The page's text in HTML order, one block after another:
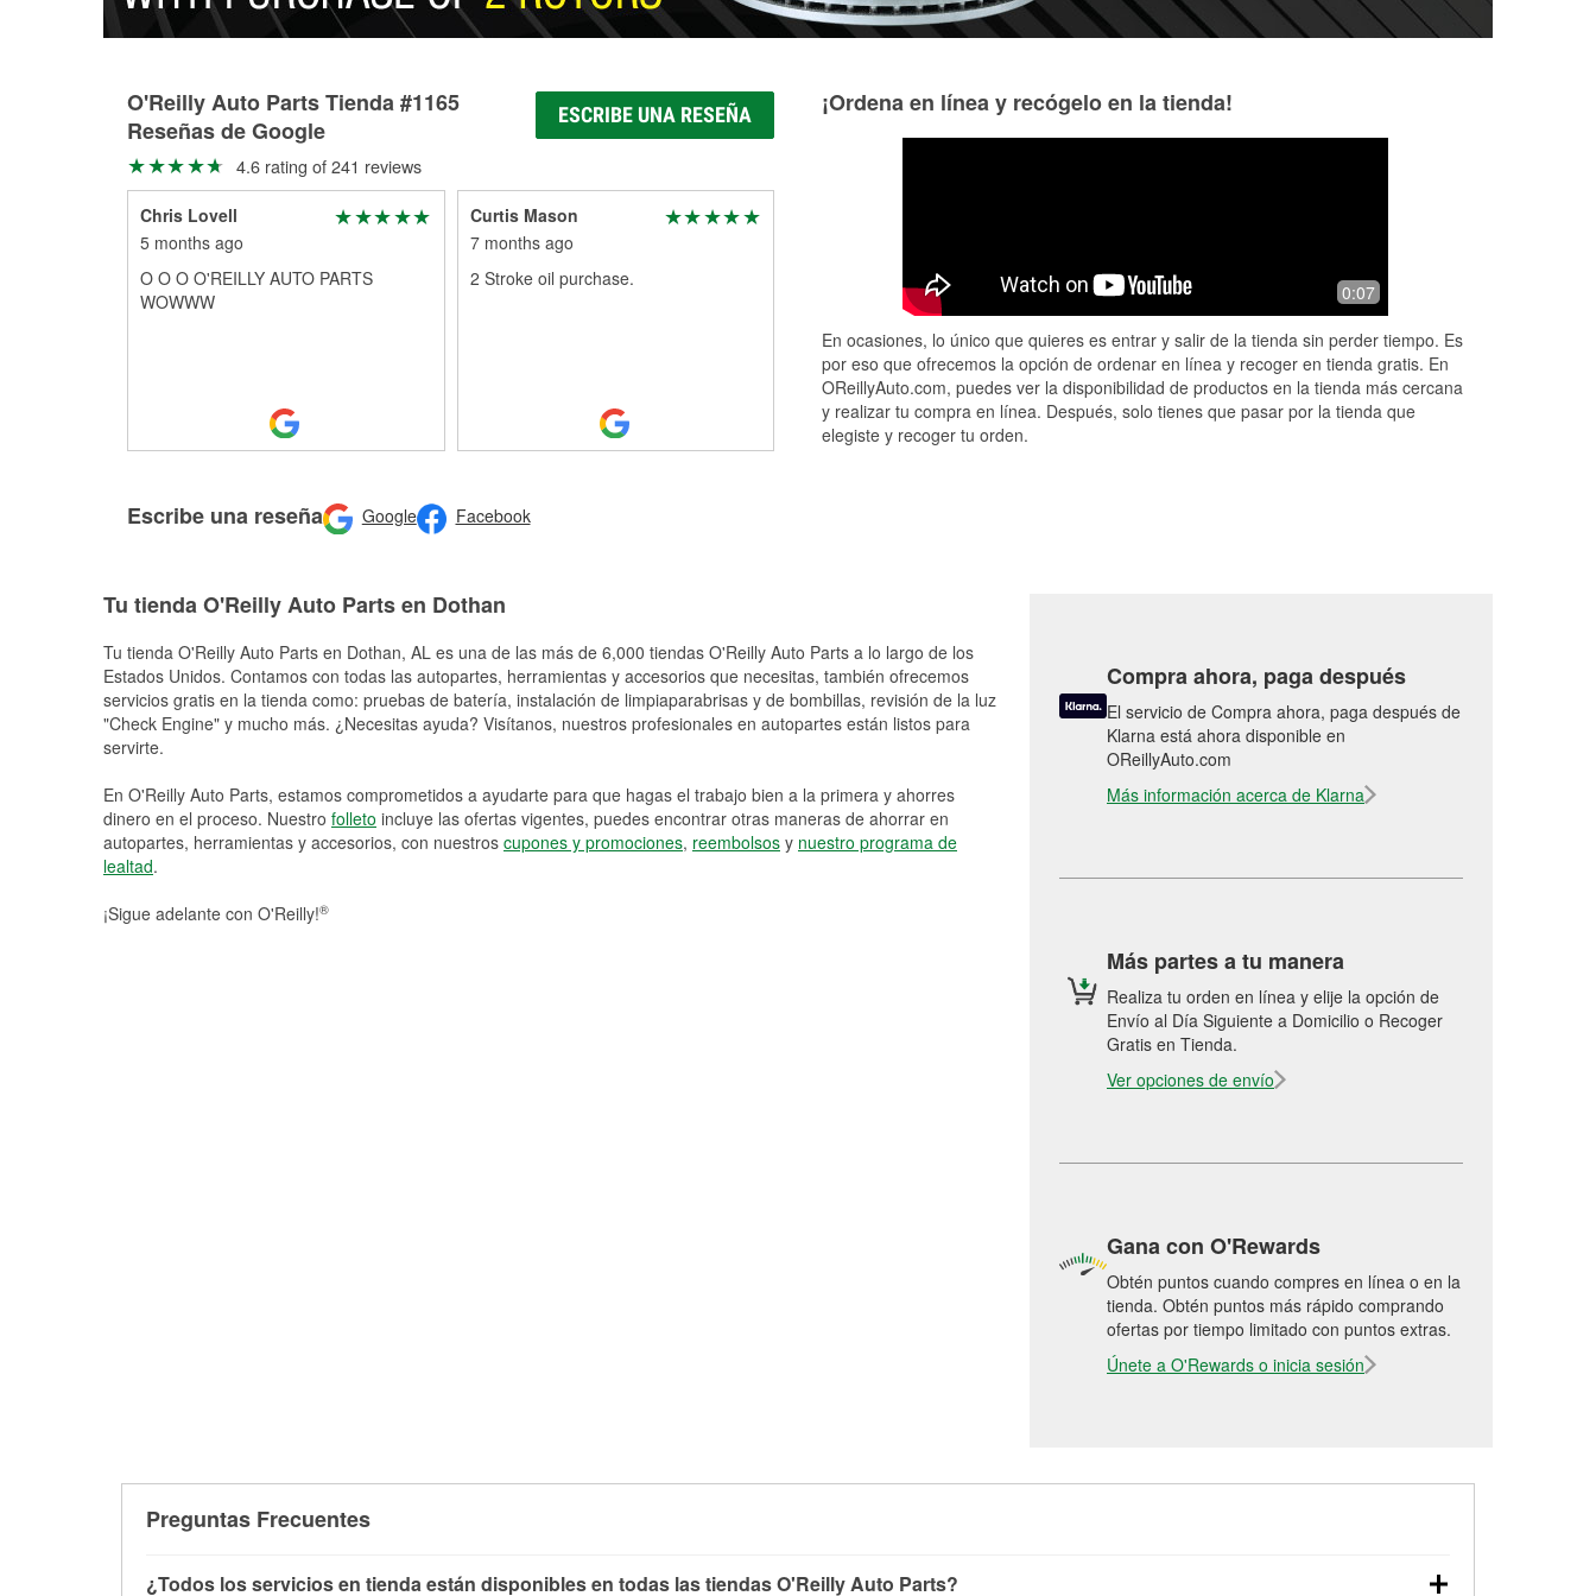
O'Reilly Auto Parts Tienda #1165
Reseñas de Google
ESCRIBE UNA RESEÑA
4.6 rating of 241 reviews
Chris Lovell
5 months ago
O O O O'REILLY AUTO PARTS
WOWWW
Curtis Mason
7 months ago
2 Stroke oil purchase.
Escribe una reseña Google Facebook
¡Ordena en línea y recógelo en la tienda!
0:07
En ocasiones, lo único que quieres es entrar y salir de la tienda sin perder tiempo. Es
por eso que ofrecemos la opción de ordenar en línea y recoger en tienda gratis. En
OReillyAuto.com, puedes ver la disponibilidad de productos en la tienda más cercana
y realizar tu compra en línea. Después, solo tienes que pasar por la tienda que
elegiste y recoger tu orden.
Tu tienda O'Reilly Auto Parts en Dothan
Tu tienda O'Reilly Auto Parts en Dothan, AL es una de las más de 6,000 tiendas O'Reilly Auto Parts a lo largo de los
Estados Unidos. Contamos con todas las autopartes, herramientas y accesorios que necesitas, también ofrecemos
servicios gratis en la tienda como: pruebas de batería, instalación de limpiaparabrisas y de bombillas, revisión de la luz
"Check Engine" y mucho más. ¿Necesitas ayuda? Visítanos, nuestros profesionales en autopartes están listos para
servirte.
En O'Reilly Auto Parts, estamos comprometidos a ayudarte para que hagas el trabajo bien a la primera y ahorres
dinero en el proceso. Nuestro folleto incluye las ofertas vigentes, puedes encontrar otras maneras de ahorrar en
autopartes, herramientas y accesorios, con nuestros cupones y promociones, reembolsos y nuestro programa de
lealtad.
¡Sigue adelante con O'Reilly!®
Compra ahora, paga después
El servicio de Compra ahora, paga después de
Klarna está ahora disponible en
OReillyAuto.com
Más información acerca de Klarna
Más partes a tu manera
Realiza tu orden en línea y elije la opción de
Envío al Día Siguiente a Domicilio o Recoger
Gratis en Tienda.
Ver opciones de envío
Gana con O'Rewards
Obtén puntos cuando compres en línea o en la
tienda. Obtén puntos más rápido comprando
ofertas por tiempo limitado con puntos extras.
Únete a O'Rewards o inicia sesión
Preguntas Frecuentes
¿Todos los servicios en tienda están disponibles en todas las tiendas O'Reilly Auto Parts?